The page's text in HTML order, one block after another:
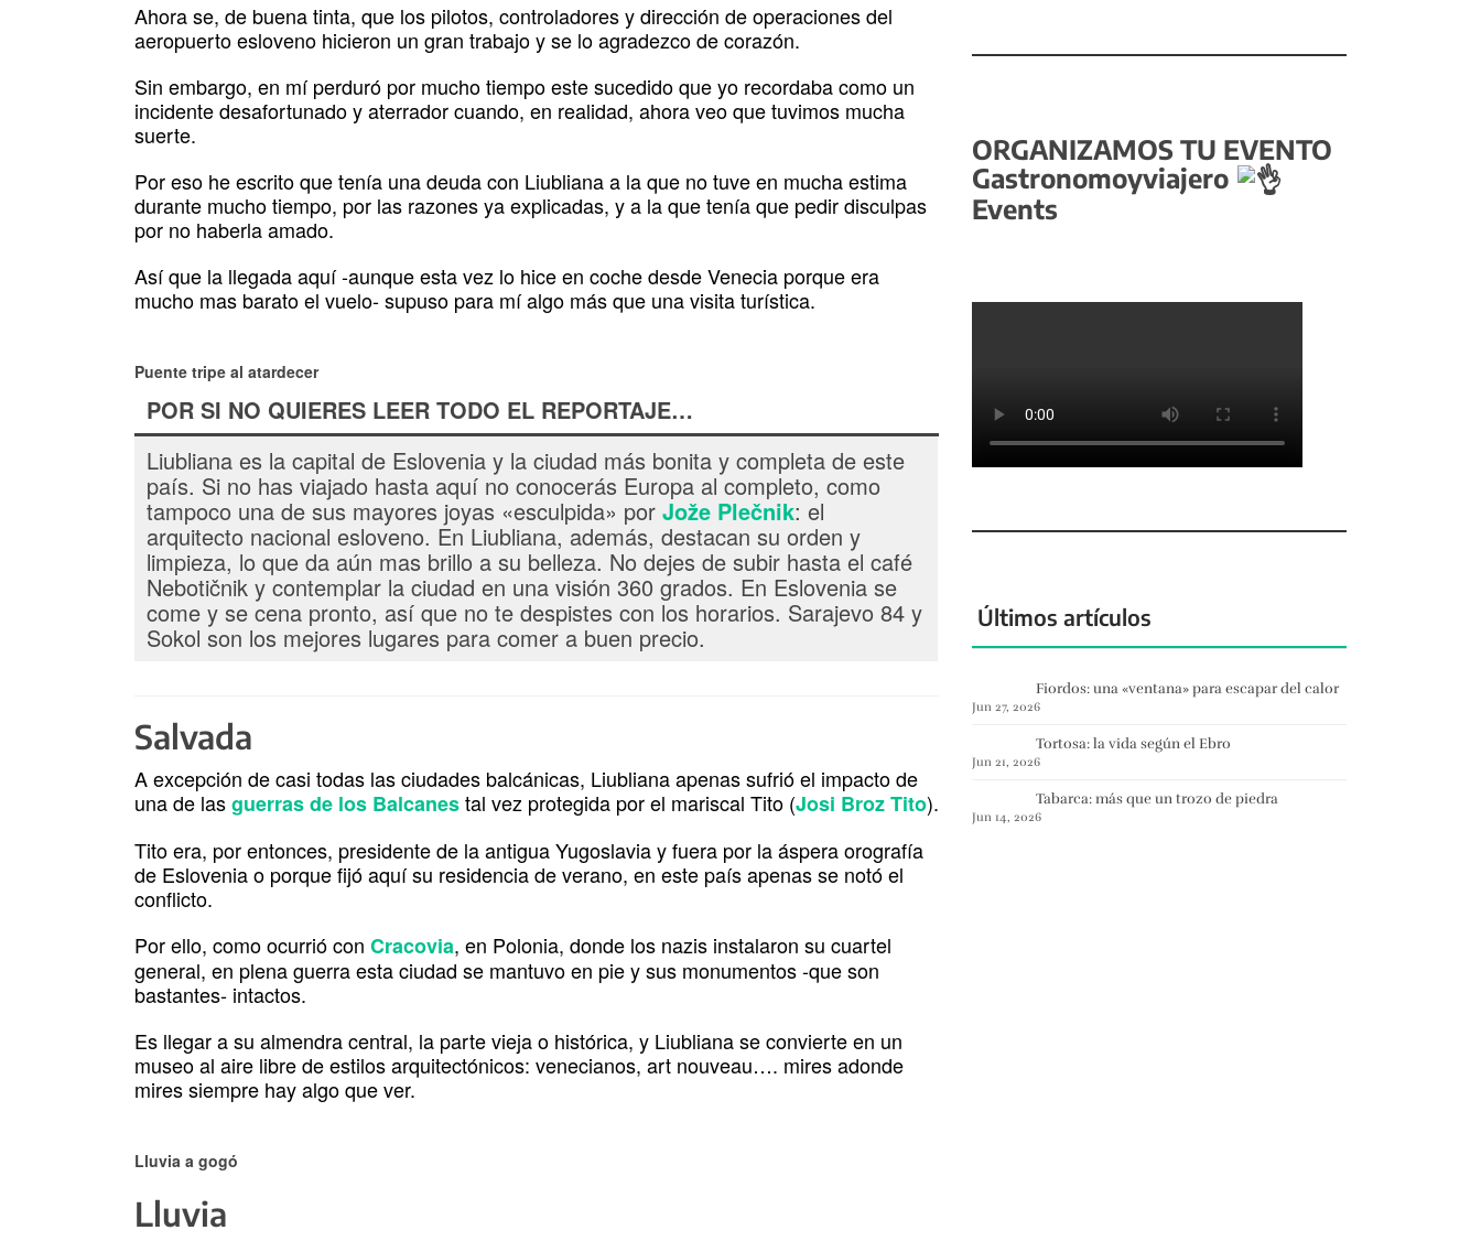
Ahora se, de buena tinta, que los pilotos, controladores y dirección de operaciones del
aeropuerto esloveno hicieron un gran trabajo y se lo agradezco de corazón.
Sin embargo, en mí perduró por mucho tiempo este sucedido que yo recordaba como un
incidente desafortunado y aterrador cuando, en realidad, ahora veo que tuvimos mucha
suerte.
Por eso he escrito que tenía una deuda con Liubliana a la que no tuve en mucha estima
durante mucho tiempo, por las razones ya explicadas, y a la que tenía que pedir disculpas
por no haberla amado.
Así que la llegada aquí -aunque esta vez lo hice en coche desde Venecia porque era
mucho mas barato el vuelo- supuso para mí algo más que una visita turística.
Puente tripe al atardecer
POR SI NO QUIERES LEER TODO EL REPORTAJE…
Liubliana es la capital de Eslovenia y la ciudad más bonita y completa de este
país. Si no has viajado hasta aquí no conocerás Europa al completo, como
tampoco una de sus mayores joyas «esculpida» por Jože Plečnik: el
arquitecto nacional esloveno. En Liubliana, además, destacan su orden y
limpieza, lo que da aún mas brillo a su belleza. No dejes de subir hasta el café
Nebotičnik y contemplar la ciudad en una visión 360 grados. En Eslovenia se
come y se cena pronto, así que no te despistes con los horarios. Sarajevo 84 y
Sokol son los mejores lugares para comer a buen precio.
Salvada
A excepción de casi todas las ciudades balcánicas, Liubliana apenas sufrió el impacto de
una de lasguerras de los Balcanestal vez protegida por el mariscal Tito (Josi Broz Tito).
Tito era, por entonces, presidente de la antigua Yugoslavia y fuera por la áspera orografía
de Eslovenia o porque fijó aquí su residencia de verano, en este país apenas se notó el
conflicto.
Por ello, como ocurrió con Cracovia, en Polonia, donde los nazis instalaron su cuartel
general, en plena guerra esta ciudad se mantuvo en pie y sus monumentos -que son
bastantes- intactos.
Es llegar a su almendra central, la parte vieja o histórica, y Liubliana se convierte en un
museo al aire libre de estilos arquitectónicos: venecianos, art nouveau…. mires adonde
mires siempre hay algo que ver.
Lluvia a gogó
Lluvia
ORGANIZAMOS TU EVENTO
Gastronomoyviajero
Events
Últimos artículos
Fiordos: una «ventana» para escapar del calor
Jun 27, 2026
Tortosa: la vida según el Ebro
Jun 21, 2026
Tabarca: más que un trozo de piedra
Jun 14, 2026